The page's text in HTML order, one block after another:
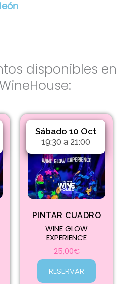
disponibles en
Sábado 10 Oct
19:30 a 21:00
PINTAR CUADRO
WINE GLOW
EXPERIENCE
25,00€
RESERVAR